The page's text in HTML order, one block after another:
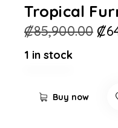
Tropical
₡85,900.00 ₡
1 in stock
Buy now